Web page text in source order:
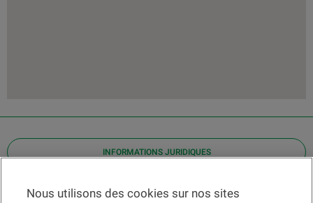
INFORMATIONS JURIDIQUES
Contact
Nous utilisons des cookies sur nos sites